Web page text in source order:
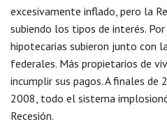
excesivamente inflado, pero la
subiendo los tipos de interés.
hipotecarias subieron junto con
federales. Más propietarios de
incumplir sus pagos. A finales de
2008, todo el sistema
Recesión.